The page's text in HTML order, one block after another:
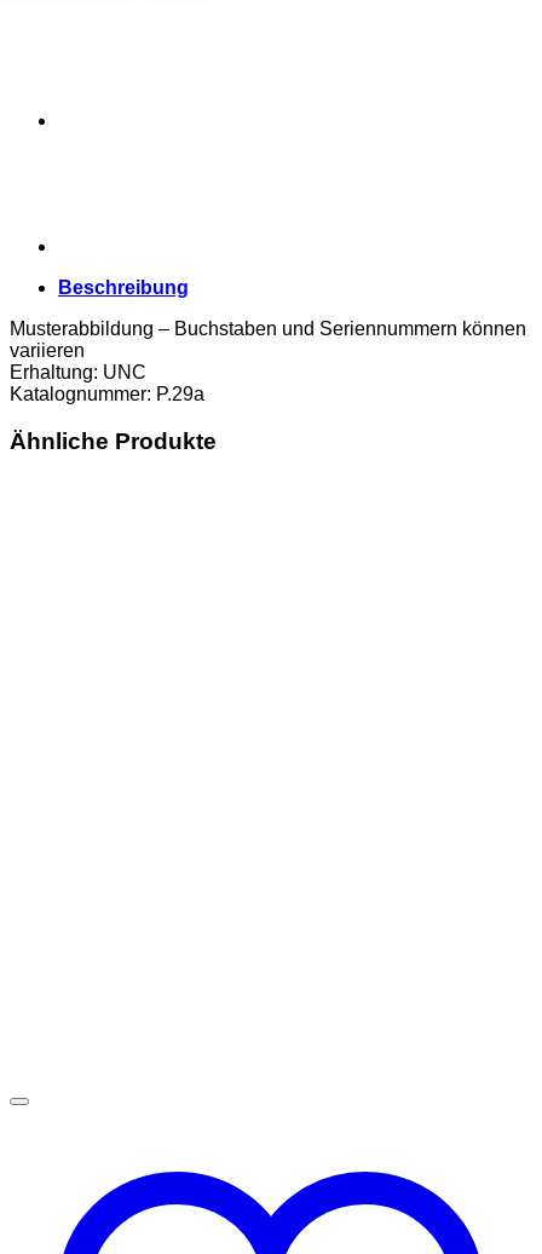
Beschreibung
Musterabbildung – Buchstaben und Seriennummern können
variieren
Erhaltung: UNC
Katalognummer: P.29a
Ähnliche Produkte